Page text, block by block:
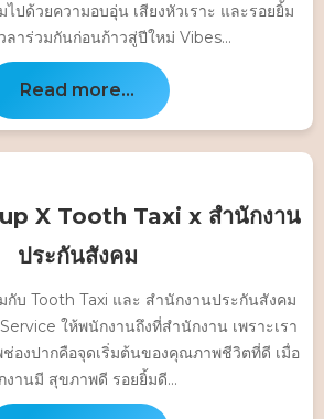
ปด้วยความอบอุ่น เสียงหัวเราะ และรอยยิ้ม
ลาร่วมกันก่อนก้าวสู่ปีใหม่ Vibes...
Read more...
X Tooth Taxi x สำนักงาน
ประกันสังคม
บ Tooth Taxi และ สำนักงานประกันสังคม
ให้พนักงานถึงที่สำนักงาน เพราะเรา
องปากคือจุดเริ่มต้นของคุณภาพชีวิตที่ดี เมื่อ
งานมี สุขภาพดี รอยยิ้มดี...